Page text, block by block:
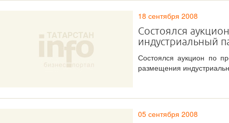
18 сентября 2008
Состоялся
индустриальный
Состоялся аукцион по
размещения
05 сентября 2008